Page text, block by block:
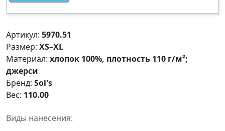
Артикул: 5970.51
Размер: XS–XL
Материал: хлопок 100%, плотность 110 г/м²;
джерси
Бренд: Sol's
Вес: 110.00
Виды нанесения: